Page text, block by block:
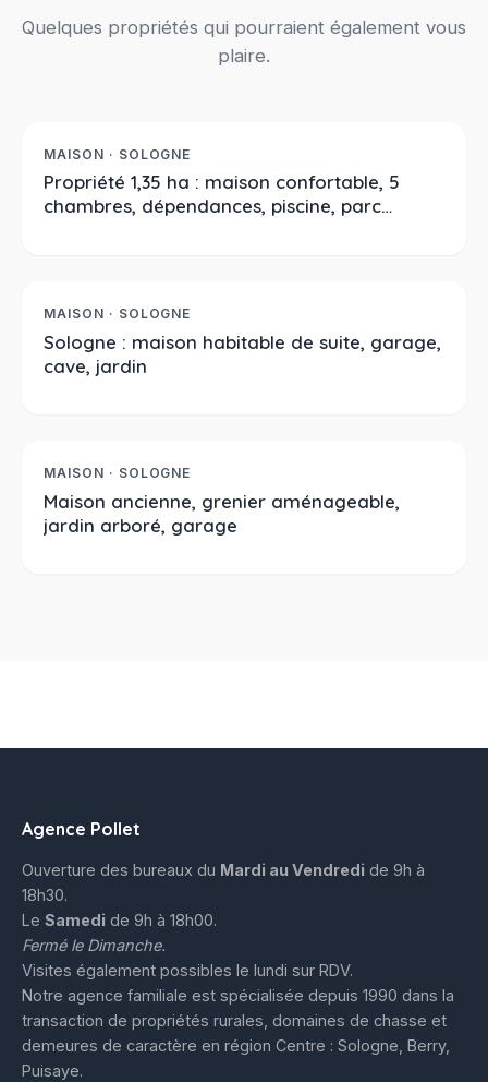
Quelques propriétés qui pourraient également vous
plaire.
À LA VENTE
MAISON · SOLOGNE
Propriété 1,35 ha : maison confortable, 5
chambres, dépendances, piscine, parc
À LA VENTE
MAISON · SOLOGNE
Sologne : maison habitable de suite, garage,
cave, jardin
PRIX EN BAISSE
MAISON · SOLOGNE
Maison ancienne, grenier aménageable,
jardin arboré, garage
Agence Pollet
Ouverture des bureaux du Mardi au Vendredi de 9h à
18h30.
Le Samedi de 9h à 18h00.
Fermé le Dimanche.
Visites également possibles le lundi sur RDV.
Notre agence familiale est spécialisée depuis 1990 dans la
transaction de propriétés rurales, domaines de chasse et
demeures de caractère en région Centre : Sologne, Berry,
Puisaye.